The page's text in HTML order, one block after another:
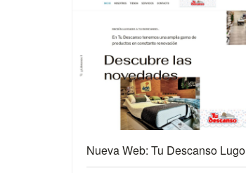
Nueva Web: Tu Descanso Lugo